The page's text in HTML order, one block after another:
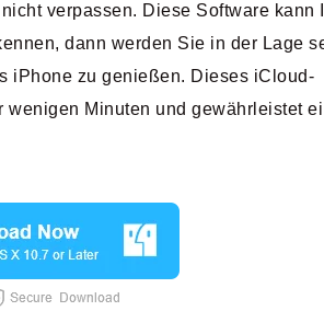
verpassen. Diese Software kann
dann werden Sie in der Lage
iPhone zu genießen. Dieses iCloud-
wenigen Minuten und gewährleistet